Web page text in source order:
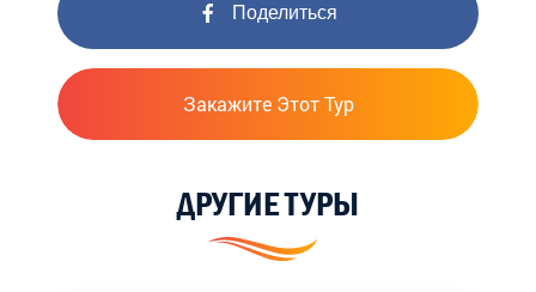
Поделиться
Закажите Этот Тур
ДРУГИЕ ТУРЫ